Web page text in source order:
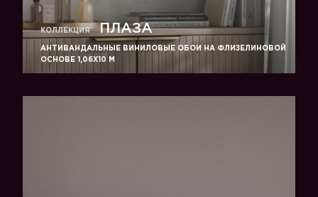
КОЛЛЕКЦИЯ ПЛАЗА
АНТИВАНДАЛЬНЫЕ ВИНИЛОВЫЕ ОБОИ НА ФЛИЗЕЛИНОВОЙ
ОСНОВЕ 1,06Х10 М